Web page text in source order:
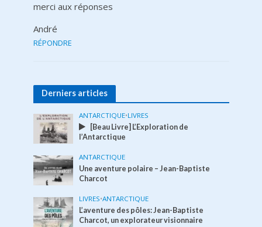
merci aux réponses
André
RÉPONDRE
Derniers articles
ANTARCTIQUE•LIVRES
[Beau Livre] L’Exploration de
l’Antarctique
ANTARCTIQUE
Une aventure polaire – Jean-Baptiste
Charcot
LIVRES•ANTARCTIQUE
L’aventure des pôles: Jean-Baptiste
Charcot, un explorateur visionnaire